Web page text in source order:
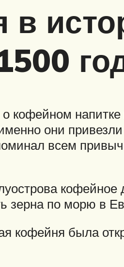
в
кофейном
они
всем
зерна по морю в
кофейня была